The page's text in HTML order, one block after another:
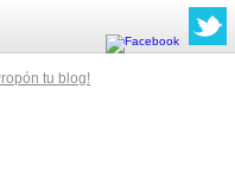
tu blog!